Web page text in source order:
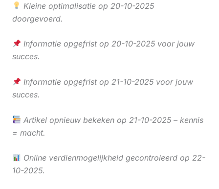
Kleine optimalisatie op 20-10-2025
doorgevoerd.
Informatie opgefrist op 20-10-2025 voor jouw
succes.
Informatie opgefrist op 21-10-2025 voor jouw
succes.
Artikel opnieuw bekeken op 21-10-2025 – kennis
= macht.
Online verdienmogelijkheid gecontroleerd op 22-
10-2025.